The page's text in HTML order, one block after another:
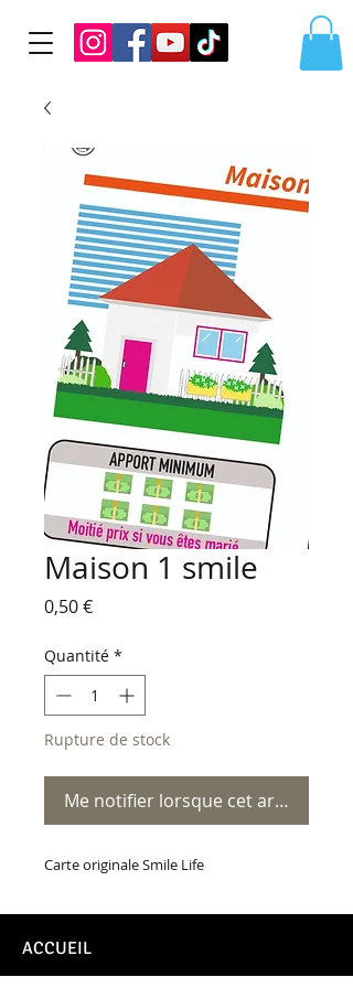
Maison 1 smile
0,50 €Prix
Quantité *
Rupture de stock
Me notifier lorsque cet article est
Carte originale Smile Life
ACCUEIL